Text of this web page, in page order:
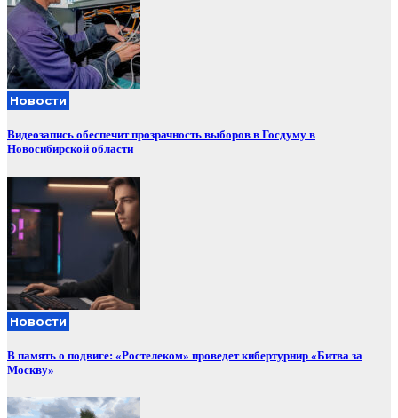
Новости
Видеозапись обеспечит прозрачность выборов в Госдуму в
Новосибирской области
Новости
В память о подвиге: «Ростелеком» проведет кибертурнир «Битва за
Москву»